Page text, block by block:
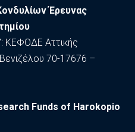
Έρευνας
Αττικής
70-17676 –
Funds of Harokopio